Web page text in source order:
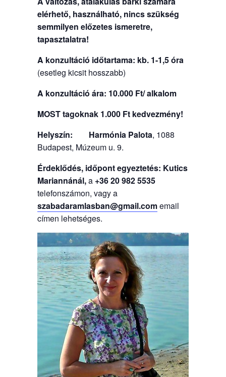
elérhető, használható, nincs szükség
semmilyen előzetes ismeretre,
tapasztalatra!
A konzultáció időtartama: kb. 1-1,5 óra
(esetleg kicsit hosszabb)
A konzultáció ára: 10.000 Ft/ alkalom
MOST tagoknak 1.000 Ft kedvezmény!
Helyszín:
Harmónia Palota, 1088
Budapest, Múzeum u. 9.
Érdeklődés, időpont egyeztetés: Kutics
Mariannánál,a +36 20 982 5535
telefonszámon, vagy a
szabadaramlasban@gmail.comemail
címen lehetséges.